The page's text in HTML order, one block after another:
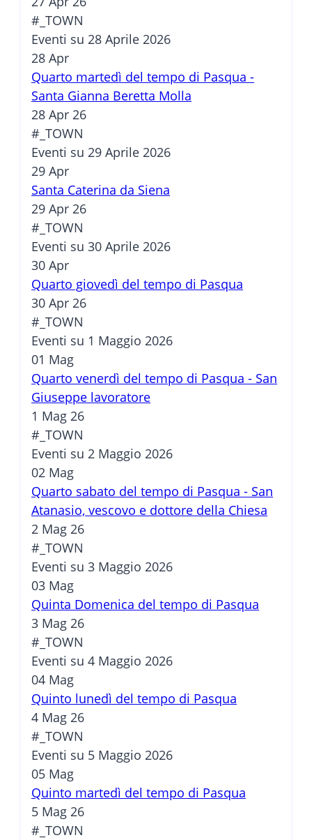
#_TOWN
Eventi su 28 Aprile 2026
28 Apr
Quarto martedì del tempo di Pasqua -
Santa Gianna Beretta Molla
28 Apr 26
#_TOWN
Eventi su 29 Aprile 2026
29 Apr
Santa Caterina da Siena
29 Apr 26
#_TOWN
Eventi su 30 Aprile 2026
30 Apr
Quarto giovedì del tempo di Pasqua
30 Apr 26
#_TOWN
Eventi su 1 Maggio 2026
01 Mag
Quarto venerdì del tempo di Pasqua - San
Giuseppe lavoratore
1 Mag 26
#_TOWN
Eventi su 2 Maggio 2026
02 Mag
Quarto sabato del tempo di Pasqua - San
Atanasio, vescovo e dottore della Chiesa
2 Mag 26
#_TOWN
Eventi su 3 Maggio 2026
03 Mag
Quinta Domenica del tempo di Pasqua
3 Mag 26
#_TOWN
Eventi su 4 Maggio 2026
04 Mag
Quinto lunedì del tempo di Pasqua
4 Mag 26
#_TOWN
Eventi su 5 Maggio 2026
05 Mag
Quinto martedì del tempo di Pasqua
5 Mag 26
#_TOWN